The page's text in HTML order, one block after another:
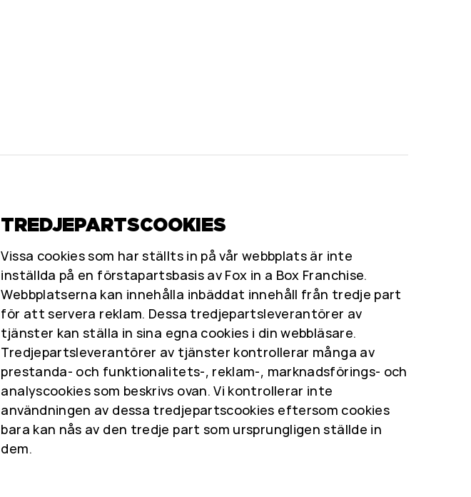
TREDJEPARTSCOOKIES
Vissa cookies som har ställts in på vår webbplats är inte
inställda på en förstapartsbasis av Fox in a Box Franchise.
Webbplatserna kan innehålla inbäddat innehåll från tredje part
för att servera reklam. Dessa tredjepartsleverantörer av
tjänster kan ställa in sina egna cookies i din webbläsare.
Tredjepartsleverantörer av tjänster kontrollerar många av
prestanda- och funktionalitets-, reklam-, marknadsförings- och
analyscookies som beskrivs ovan. Vi kontrollerar inte
användningen av dessa tredjepartscookies eftersom cookies
bara kan nås av den tredje part som ursprungligen ställde in
dem.